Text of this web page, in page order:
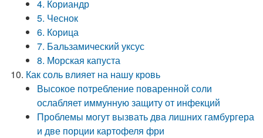
4. Кориандр
5. Чеснок
6. Корица
7. Бальзамический уксус
8. Морская капуста
Как соль влияет на нашу кровь
Высокое потребление поваренной соли
ослабляет иммунную защиту от инфекций
Проблемы могут вызвать два лишних гамбургера
и две порции картофеля фри